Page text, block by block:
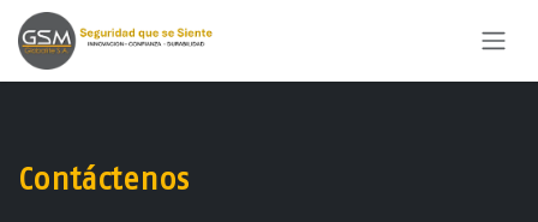
Ir al contenido
Contáctenos